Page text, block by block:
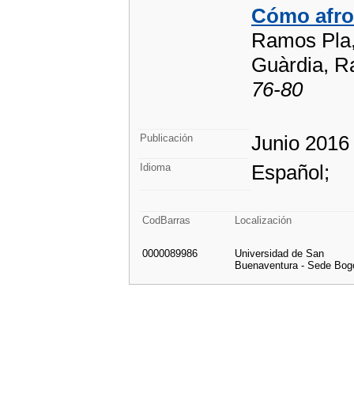
Cómo
Ramos
Guàrdia,
76-80
Publicación Junio 2016
Idioma Español;
CodBarras Localización
0000089986
Universidad de San
Buenaventura - Sede